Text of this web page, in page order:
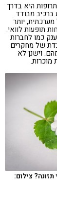
היא בדרך
מבודד.
יותר
תופעות לוואי.
כמו לחברות
של מחקרים
וישנן לא
צילום: